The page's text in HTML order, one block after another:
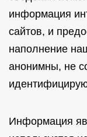
информация
сайтов, и
наполнение
анонимны, не
Информация